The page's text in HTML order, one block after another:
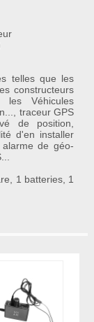
telles que les
constructeurs
les Véhicules
traceur GPS
de position,
d'en installer
de géo-
1 batteries, 1